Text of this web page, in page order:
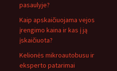
pasaulyje?
Kaip apskaičiuojama vejos
įrengimo kaina ir kas į ją
įskaičiuota?
Kelionės mikroautobusu ir
eksperto patarimai